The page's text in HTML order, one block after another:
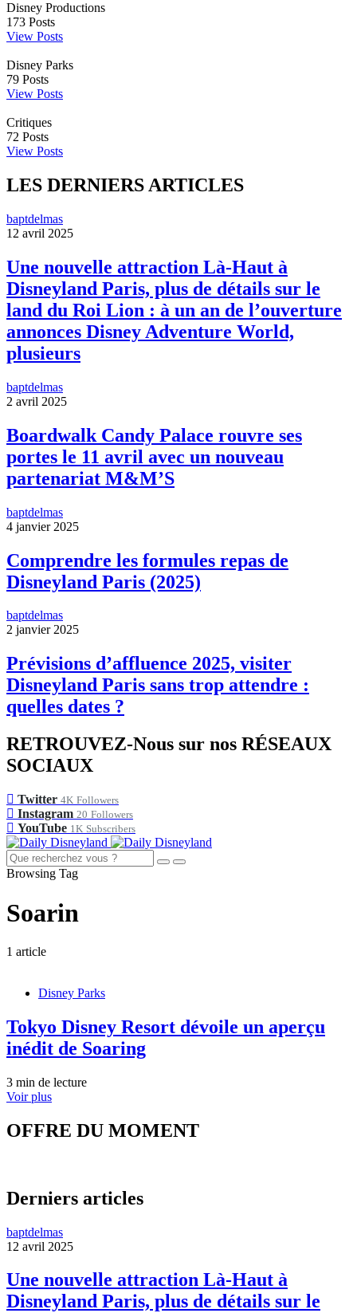
Disney Productions
173 Posts
View Posts
Disney Parks
79 Posts
View Posts
Critiques
72 Posts
View Posts
LES DERNIERS ARTICLES
baptdelmas
12 avril 2025
Une nouvelle attraction Là-Haut à
Disneyland Paris, plus de détails sur le
land du Roi Lion : à un an de l’ouverture
annonces Disney Adventure World,
plusieurs
baptdelmas
2 avril 2025
Boardwalk Candy Palace rouvre ses
portes le 11 avril avec un nouveau
partenariat M&M’S
baptdelmas
4 janvier 2025
Comprendre les formules repas de
Disneyland Paris (2025)
baptdelmas
2 janvier 2025
Prévisions d’affluence 2025, visiter
Disneyland Paris sans trop attendre :
quelles dates ?
RETROUVEZ-Nous sur nos RÉSEAUX
SOCIAUX
Twitter 4K Followers
Instagram 20 Followers
YouTube 1K Subscribers
Browsing Tag
Soarin
1 article
Disney Parks
Tokyo Disney Resort dévoile un aperçu
inédit de Soaring
3 min de lecture
Voir plus
OFFRE DU MOMENT
Derniers articles
baptdelmas
12 avril 2025
Une nouvelle attraction Là-Haut à
Disneyland Paris, plus de détails sur le